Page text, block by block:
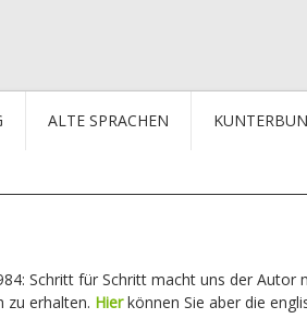
ALTE SPRACHEN
Schritt für Schritt macht uns der
zu erhalten. Hierkönnen Sie aber die